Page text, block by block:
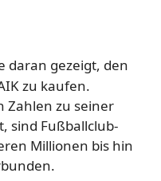
daran gezeigt, den
zu kaufen.
Zahlen zu seiner
sind Fußballclub-
Millionen bis hin